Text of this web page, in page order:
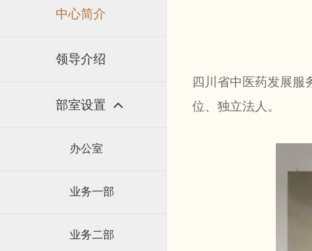
中心简介
领导介绍
部室设置
办公室
业务一部
业务二部
四川省中医药发展服
位、独立法人。